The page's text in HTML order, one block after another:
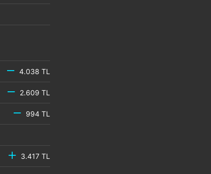
4.038 TL
2.609 TL
994 TL
3.417 TL